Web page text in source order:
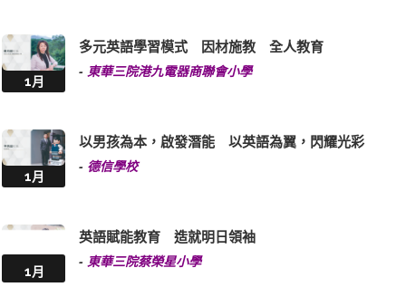
1月
多元英語學習模式 因材施教 全人教育
- 東華三院港九電器商聯會小學
1月
以男孩為本，啟發潛能 以英語為翼，閃耀光彩
- 德信學校
1月
英語賦能教育 造就明日領袖
- 東華三院蔡榮星小學